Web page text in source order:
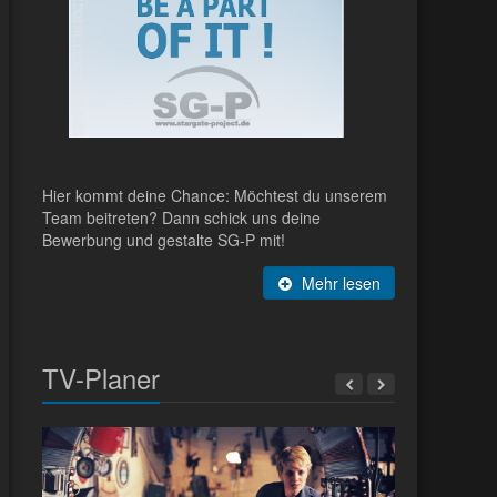
Hier kommt deine Chance: Möchtest du unserem
Team beitreten? Dann schick uns deine
Bewerbung und gestalte SG-P mit!
Mehr lesen
TV-Planer